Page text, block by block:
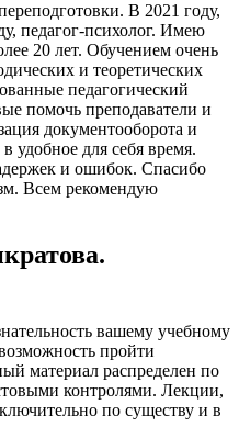
В 2021 году,
педагог-психолог. Имею
20 лет. Обучением очень
и теоретических
педагогический
помочь преподаватели и
документооборота и
удобное для себя время.
и ошибок. Спасибо
Всем рекомендую
вашему учебному
пройти
материал распределен по
контролями. Лекции,
по существу и в